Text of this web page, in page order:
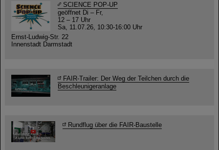
SCIENCE POP-UP
geöffnet Di – Fr,
12 – 17 Uhr
Sa, 11.07.26, 10:30-16:00 Uhr
Ernst-Ludwig-Str. 22
Innenstadt Darmstadt
FAIR-Trailer: Der Weg der Teilchen durch die
Beschleunigeranlage
Rundflug über die FAIR-Baustelle